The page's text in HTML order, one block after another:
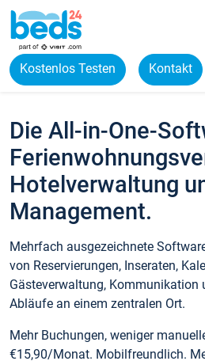
Kostenlos Testen Kontakt
Die All-in-One-
Hotelverwaltung
Management.
Mehrfach ausgezeichnete
von Reservierungen, Inseraten,
Gästeverwaltung, Kommunikation
Abläufe an einem zentralen Ort.
Mehr Buchungen, weniger
€15,90/Monat. Mobilfreundlich.